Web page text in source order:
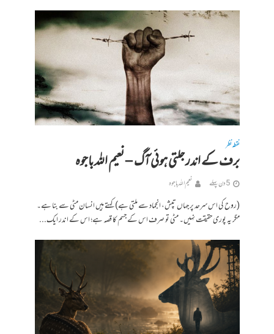
نقطہ نظر
برف کے اندر جلتی ہوئی آگ – نعیم اللہ باجوہ
5 دن پہلے نعیم اللہ باجوہ
(روح کی اس سرحد پر جہاں تپش، انجماد سے ملتی ہے) کہتے ہیں انسان مٹی سے بنا ہے۔
مگر یہ پوری حقیقت نہیں۔ مٹی تو صرف اس کے جسم کا قصہ ہے؛ اس کے اندر ایک...